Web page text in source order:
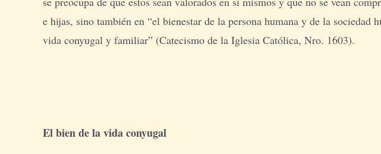
e hijas, sino también en “el bienestar de la persona humana y de la sociedad
vida conyugal y familiar” (Catecismo de la Iglesia Católica, Nro. 1603).
El bien de la vida conyugal